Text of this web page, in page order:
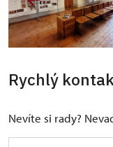
Rychlý
Nevíte si rady?